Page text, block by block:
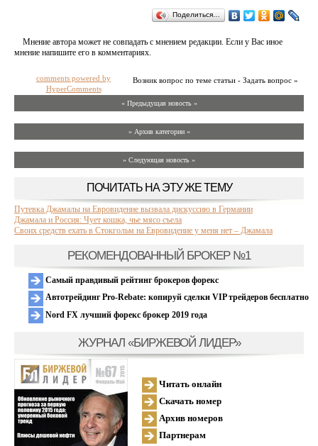
Поделиться…
Мнение автора может не совпадать с мнением редакции. Если у Вас иное
мнение напишите его в комментариях.
Возник вопрос по теме статьи - Задать вопрос »
comments powered by
HyperComments
« Предыдущая новость «
» Архив категории «
» Следующая новость »
ПОЧИТАТЬ НА ЭТУ ЖЕ ТЕМУ
Путевка Джамалы на Евровидение вызвала дискуссию в Германии
Джамала и Россия: Чует кошка, чье мясо съела
Своих средств ехать в Стокгольм на Евровидение у меня нет – Джамала
РЕКОМЕНДОВАННЫЙ БРОКЕР №1
Самый правдивый рейтинг брокеров форекс
Автотрейдинг Pro-Rebate: копируй сделки VIP трейдеров бесплатно
Nord FX лучший форекс брокер 2019 года
ЖУРНАЛ «БИРЖЕВОЙ ЛИДЕР»
Читать онлайн
Скачать номер
Архив номеров
Партнерам